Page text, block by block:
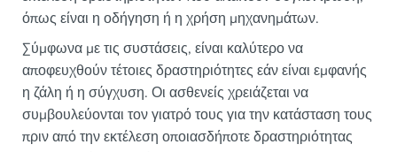
όπως είναι η οδήγηση ή η χρήση μηχανημάτων.
Σύμφωνα με τις συστάσεις, είναι καλύτερο να
αποφευχθούν τέτοιες δραστηριότητες εάν είναι εμφανής
η ζάλη ή η σύγχυση. Οι ασθενείς χρειάζεται να
συμβουλεύονται τον γιατρό τους για την κατάσταση τους
πριν από την εκτέλεση οποιασδήποτε δραστηριότητας